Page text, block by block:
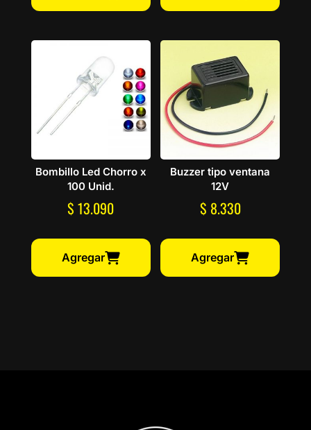
Bombillo Led Chorro x
100 Unid.
$ 13.090
Agregar
Buzzer tipo ventana
12V
$ 8.330
Agregar